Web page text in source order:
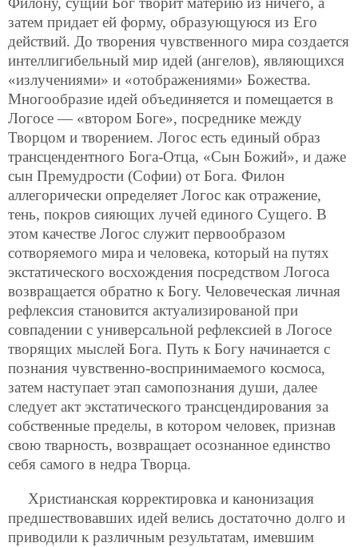
затем придает ей форму, образующуюся из Его
действий. До творения чувственного мира создается
интеллигибельный мир идей (ангелов), являющихся
«излучениями» и «отображениями» Божества.
Многообразие идей объединяется и помещается в
Логосе — «втором Боге», посреднике между
Творцом и творением. Логос есть единый образ
трансцендентного Бога-Отца, «Сын Божий», и даже
сын Премудрости (Софии) от Бога. Филон
аллегорически определяет Логос как отражение,
тень, покров сияющих лучей единого Сущего. В
этом качестве Логос служит первообразом
сотворяемого мира и человека, который на путях
экстатического восхождения посредством Логоса
возвращается обратно к Богу. Человеческая личная
рефлексия становится актуализированой при
совпадении с универсальной рефлексией в Логосе
творящих мыслей Бога. Путь к Богу начинается с
познания чувственно-воспринимаемого космоса,
затем наступает этап самопознания души, далее
следует акт экстатического трансцендирования за
собственные пределы, в котором человек, признав
свою тварность, возвращает осознанное единство
себя самого в недра Творца.
Христианская корректировка и канонизация
предшествовавших идей велись достаточно долго и
приводили к различным результатам, имевшим